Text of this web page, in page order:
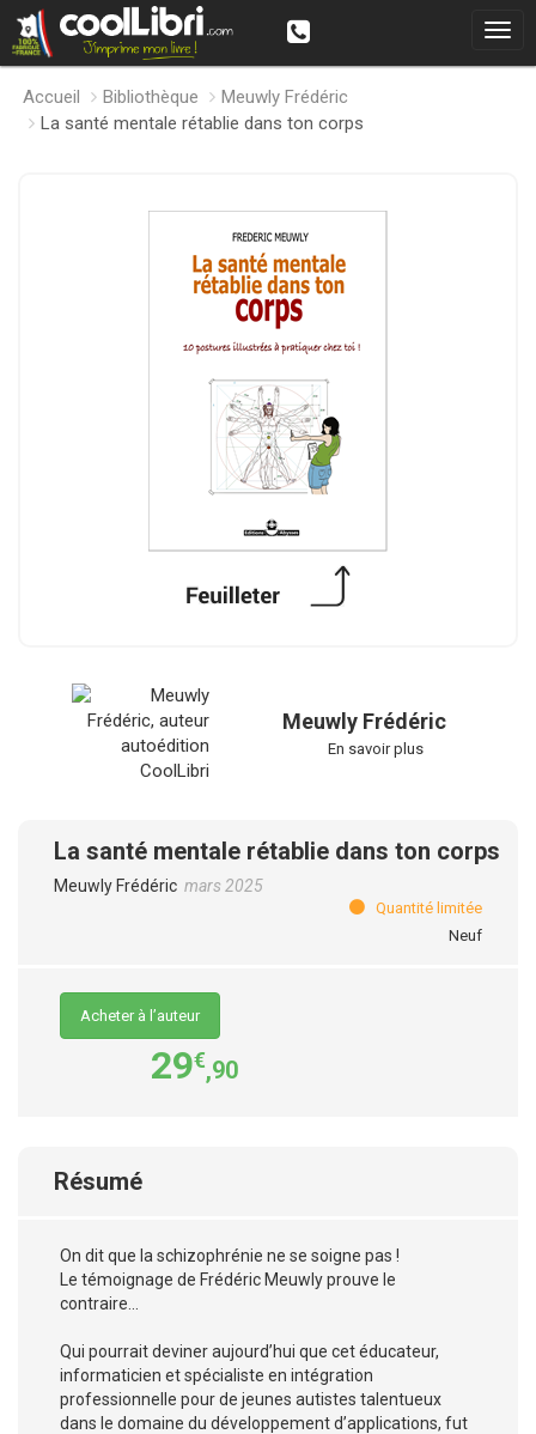
Accueil Bibliothèque
Meuwly Frédéric
La santé mentale rétablie dans ton corps
Meuwly Frédéric
En savoir plus
La santé mentale rétablie dans ton corps
Meuwly Frédéric mars 2025
Quantité limitée
Neuf
Acheter à l’auteur
29€,90
Résumé
On dit que la schizophrénie ne se soigne pas !
Le témoignage de Frédéric Meuwly prouve le
contraire...
Qui pourrait deviner aujourd’hui que cet éducateur,
informaticien et spécialiste en intégration
professionnelle pour de jeunes autistes talentueux
dans le domaine du développement d’applications, fut